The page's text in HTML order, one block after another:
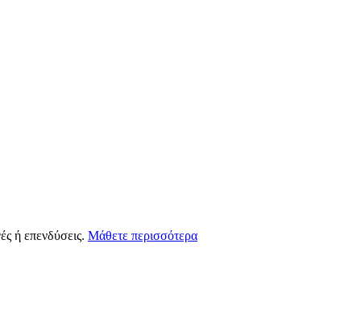
ή επενδύσεις. Μάθετε περισσότερα